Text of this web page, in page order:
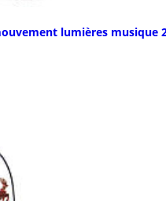
lumières musique